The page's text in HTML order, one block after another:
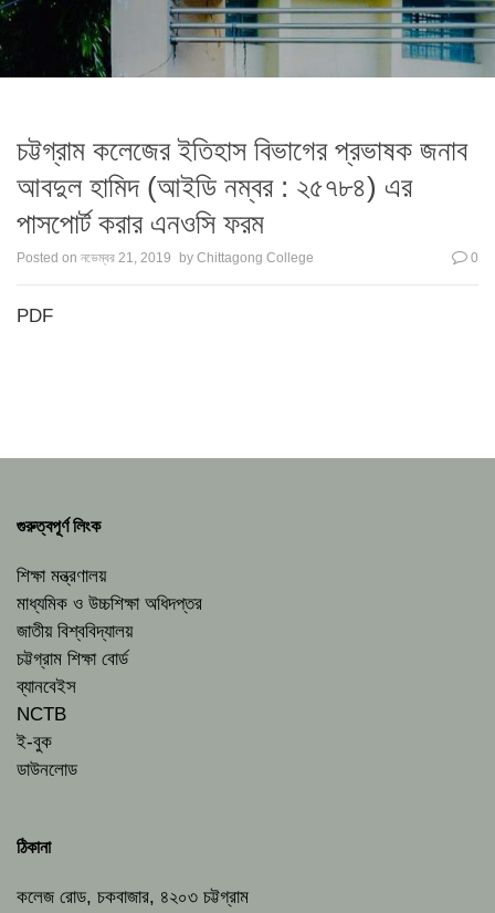
চট্টগ্রাম কলেজের ইতিহাস বিভাগের প্রভাষক জনাব
আবদুল হামিদ (আইডি নম্বর : ২৫৭৮৪) এর
পাসপোর্ট করার এনওসি ফরম
Posted on নভেম্বর 21, 2019 by Chittagong College 0
PDF
গুরুত্বপূর্ণ লিংক
শিক্ষা মন্ত্রণালয়
মাধ্যমিক ও উচ্চশিক্ষা অধিদপ্তর
জাতীয় বিশ্ববিদ্যালয়
চট্টগ্রাম শিক্ষা বোর্ড
ব্যানবেইস
NCTB
ই-বুক
ডাউনলোড
ঠিকানা
কলেজ রোড, চকবাজার, ৪২০৩ চট্টগ্রাম